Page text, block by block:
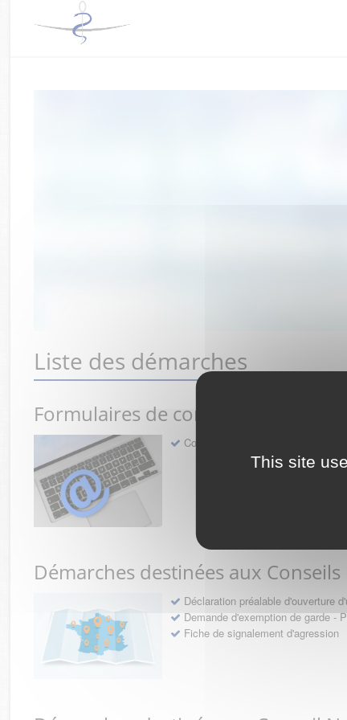
This site
Liste des démarches
Formulaires de contact avec l'Ordre
Contact
Démarches destinées aux
Déclaration préalable d'ouverture
Demande d'exemption de garde -
Fiche de signalement d'agression